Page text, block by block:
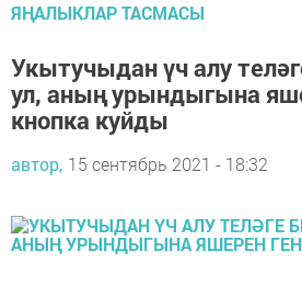
ЯҢАЛЫКЛАР ТАСМАСЫ
Укытучыдан үч алу
ул, аның урындыгына
кнопка куйды
автор, 15 сентябрь 2021 - 18:32